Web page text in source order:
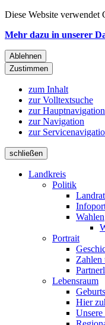
Diese Website verwendet
Mehr dazu in unserer
Ablehnen
Zustimmen
zum Inhalt
zur Volltextsuche
zur Hauptnavigation
zur Navigation
zur
schließen
Landkreis
Politik
Landrat
Wahlen
Portrait
Zahlen
Lebensraum
Hier
Unsere